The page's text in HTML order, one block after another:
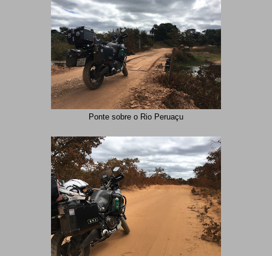
Ponte sobre o Rio Peruaçu